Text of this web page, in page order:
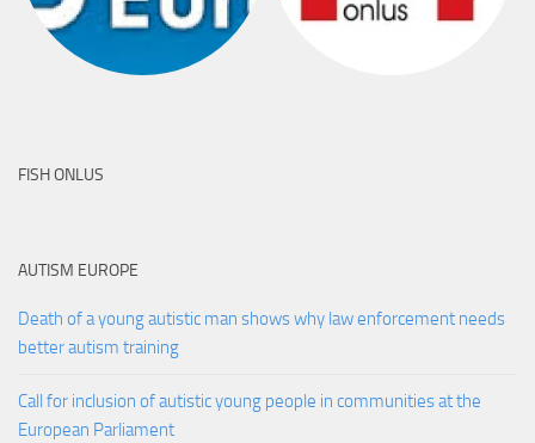
FISH ONLUS
AUTISM EUROPE
Death of a young autistic man shows why law enforcement needs
better autism training
Call for inclusion of autistic young people in communities at the
European Parliament